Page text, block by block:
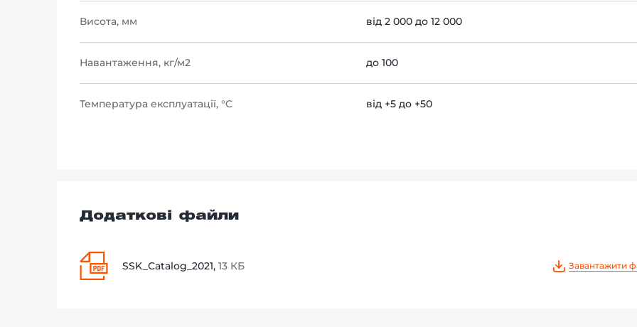
Висота, мм від 2 000 до 12 000
Навантаження, кг/м2 до 100
Температура експлуатації, °C від +5 до +50
Додаткові файли
SSK_Catalog_2021, 13 КБ Завантажити